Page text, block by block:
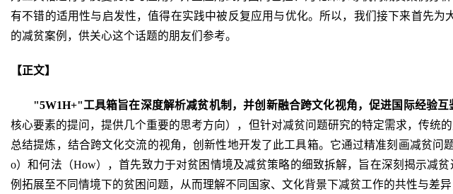
有不错的适用性与启发性，值得在实践中被反复应用与优化。所以，我们接下来首先
的减贫案例，供关心这个话题的朋友们参考。
【正文】
"5W1H+"工具箱旨在深度解析减贫机制，并创新融合跨文化视角，促进国际经验互
核心要素的提问，提供几个重要的思考方向），但针对减贫问题研究的特定需求，传统
总结提炼，结合跨文化交流的视角，创新性地开发了此工具箱。它通过精准刻画减贫
o）和何法（How），首先致力于对贫困情境及减贫策略的细致拆解，旨在深刻揭示减
例拓展至不同情境下的贫困问题，从而理解不同国家、文化背景下减贫工作的共性与差